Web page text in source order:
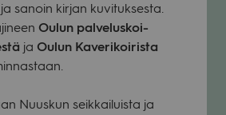
sanoin kir­jan kuvi­tuk­sesta.
Oulun pal­ve­lus­koi­
ja Oulun Kave­ri­koi­rista
Nuus­kun seik­kai­luista ja